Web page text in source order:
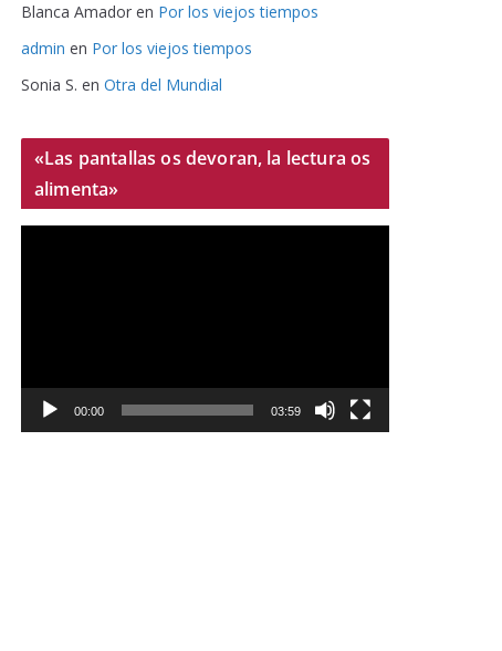
Blanca Amador en Por los viejos tiempos
admin en Por los viejos tiempos
Sonia S. en Otra del Mundial
«Las pantallas os devoran, la lectura os
alimenta»
c
00:00 03:59